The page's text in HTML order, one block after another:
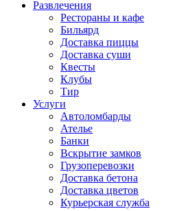
Развлечения
Рестораны и кафе
Бильярд
Доставка пиццы
Доставка суши
Квесты
Клубы
Тир
Услуги
Автоломбарды
Ателье
Банки
Вскрытие замков
Грузоперевозки
Доставка бетона
Доставка цветов
Курьерская служба